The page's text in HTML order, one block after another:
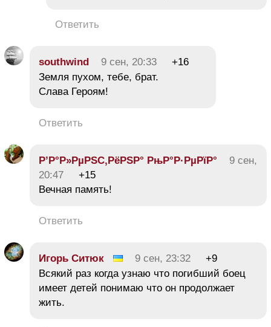
Ответить
southwind 9 сен, 20:33
+16
Земля пухом, тебе, брат.
Слава Героям!
Ответить
Р’Р°Р»РµРЅС‚РёРЅР° РњР°Р·РµРїР°
9 сен,
20:47
+15
Вечная память!
Ответить
Игорь Ситюк 9 сен, 23:32
+9
Всякий раз когда узнаю что погибший боец
имеет детей понимаю что он продолжает
жить.